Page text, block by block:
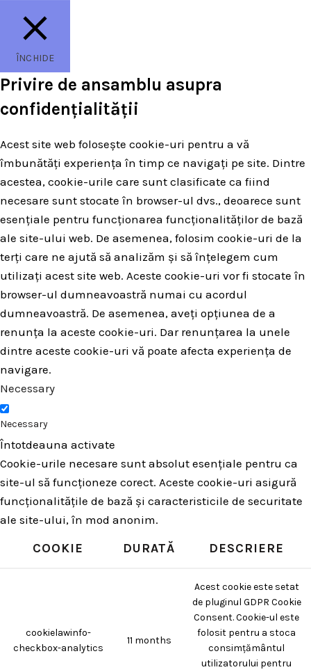
ÎNCHIDE
Privire de ansamblu asupra
confidențialității
Acest site web folosește cookie-uri pentru a vă
îmbunătăți experiența în timp ce navigați pe site. Dintre
acestea, cookie-urile care sunt clasificate ca fiind
necesare sunt stocate în browser-ul dvs., deoarece sunt
esențiale pentru funcționarea funcționalităților de bază
ale site-ului web. De asemenea, folosim cookie-uri de la
terți care ne ajută să analizăm și să înțelegem cum
utilizați acest site web. Aceste cookie-uri vor fi stocate în
browser-ul dumneavoastră numai cu acordul
dumneavoastră. De asemenea, aveți opțiunea de a
renunța la aceste cookie-uri. Dar renunțarea la unele
dintre aceste cookie-uri vă poate afecta experiența de
navigare.
Necessary
Necessary
Întotdeauna activate
Cookie-urile necesare sunt absolut esențiale pentru ca
site-ul să funcționeze corect. Aceste cookie-uri asigură
funcționalitățile de bază și caracteristicile de securitate
ale site-ului, în mod anonim.
COOKIE DURATĂ DESCRIERE
cookielawinfo-
checkbox-analytics
11 months
Acest cookie este setat
de pluginul GDPR Cookie
Consent. Cookie-ul este
folosit pentru a stoca
consimțământul
utilizatorului pentru